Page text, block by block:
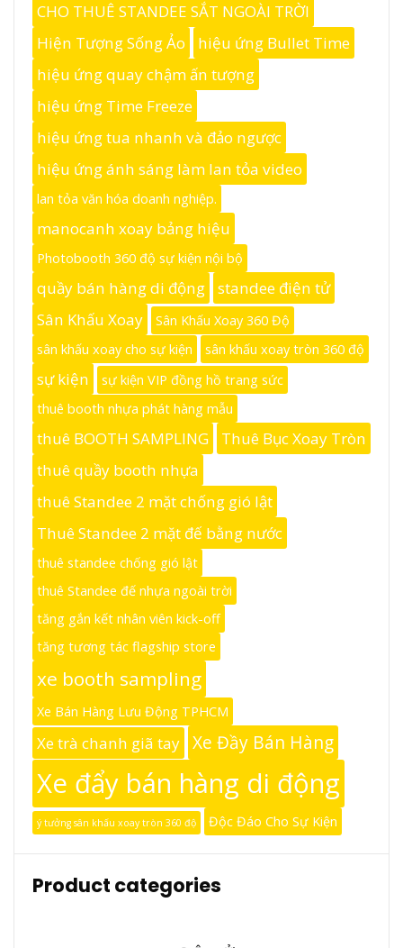
CHO THUÊ STANDEE SẮT NGOÀI TRỜI
Hiện Tượng Sống Ảo
hiệu ứng Bullet Time
hiệu ứng quay chậm ấn tượng
hiệu ứng Time Freeze
hiệu ứng tua nhanh và đảo ngược
hiệu ứng ánh sáng làm lan tỏa video
lan tỏa văn hóa doanh nghiệp.
manocanh xoay bảng hiệu
Photobooth 360 độ sự kiện nội bộ
quầy bán hàng di động
standee điện tử
Sân Khấu Xoay
Sân Khấu Xoay 360 Độ
sân khấu xoay cho sự kiện
sân khấu xoay tròn 360 độ
sự kiện
sự kiện VIP đồng hồ trang sức
thuê booth nhựa phát hàng mẫu
thuê BOOTH SAMPLING
Thuê Bục Xoay Tròn
thuê quầy booth nhựa
thuê Standee 2 mặt chống gió lật
Thuê Standee 2 mặt đế bằng nước
thuê standee chống gió lật
thuê Standee đế nhựa ngoài trời
tăng gắn kết nhân viên kick-off
tăng tương tác flagship store
xe booth sampling
Xe Bán Hàng Lưu Động TPHCM
Xe trà chanh giã tay Xe Đầy Bán Hàng
Xe đẩy bán hàng di động
ý tưởng sân khấu xoay tròn 360 độ Độc Đáo Cho Sự Kiện
Product categories